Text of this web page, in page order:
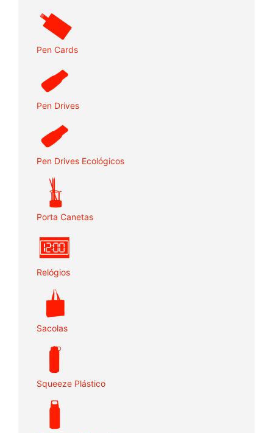
Pen Cards
Pen Drives
Pen Drives Ecológicos
Porta Canetas
Relógios
Sacolas
Squeeze Plástico